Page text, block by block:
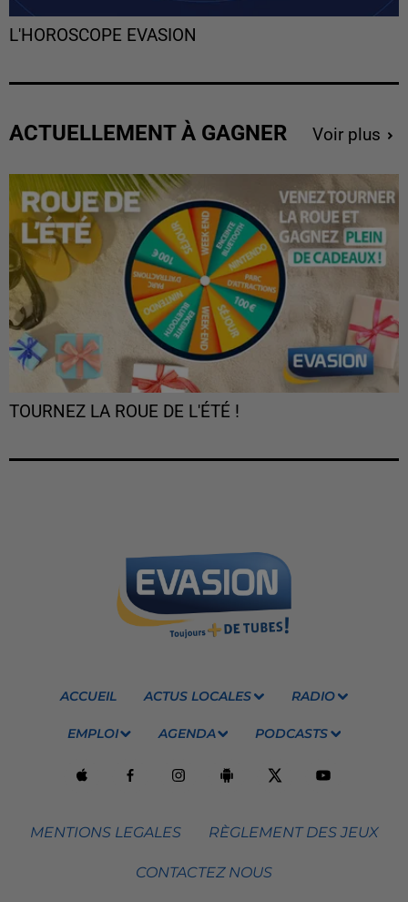
L'HOROSCOPE EVASION
ACTUELLEMENT À GAGNER Voir plus
TOURNEZ LA ROUE DE L'ÉTÉ !
ACCUEIL ACTUS LOCALES RADIO
EMPLOI AGENDA PODCASTS
MENTIONS LEGALES RÈGLEMENT DES JEUX
CONTACTEZ NOUS